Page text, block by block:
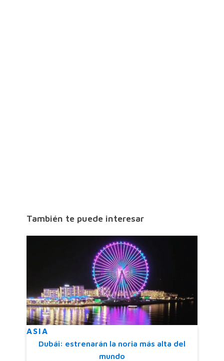
También te puede interesar
ASIA
Dubái: estrenarán la noria más alta del
mundo